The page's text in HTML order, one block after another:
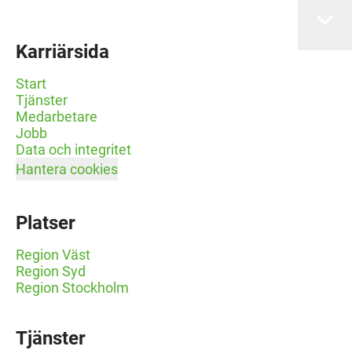
Karriärsida
Start
Tjänster
Medarbetare
Jobb
Data och integritet
Hantera cookies
Platser
Region Väst
Region Syd
Region Stockholm
Tjänster